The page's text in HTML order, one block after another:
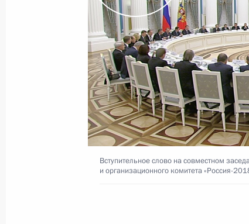
7 декабря 2015 года,
Встреча с губернатором
7 декабря 2015 года, 16:10 Москва,
Встреча с директором НИЦ
Ковальчуком
7 декабря 2015 года, 14:00 Москва,
Вступительное слово на совместном
и организационного комитета «Россия-